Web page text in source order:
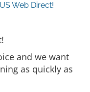
Web Direct!
and we want
as quickly as